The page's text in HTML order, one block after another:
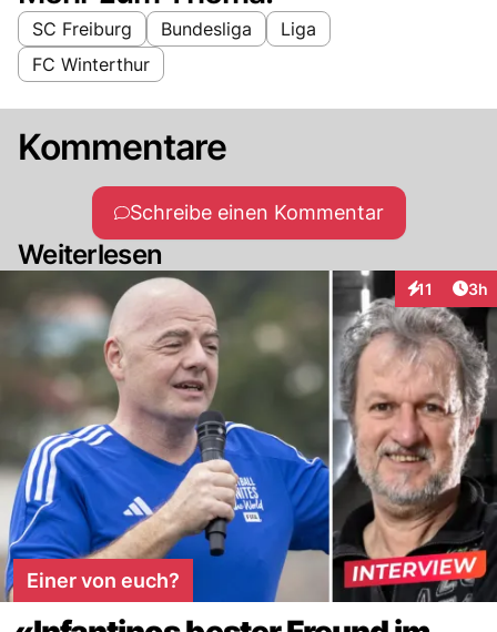
SC Freiburg Bundesliga
Liga
FC Winterthur
Kommentare
Schreibe einen Kommentar
Weiterlesen
11 3h
Einer von euch?